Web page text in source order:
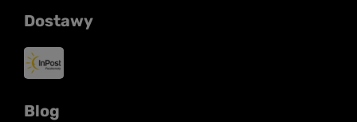
Dostawy
Blog